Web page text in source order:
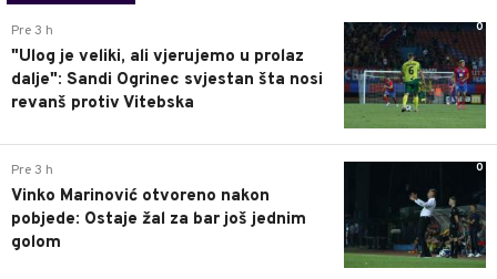
0
Pre 3 h
"Ulog je veliki, ali vjerujemo u prolaz
dalje": Sandi Ogrinec svjestan šta nosi
revanš protiv Vitebska
0
Pre 3 h
Vinko Marinović otvoreno nakon
pobjede: Ostaje žal za bar još jednim
golom